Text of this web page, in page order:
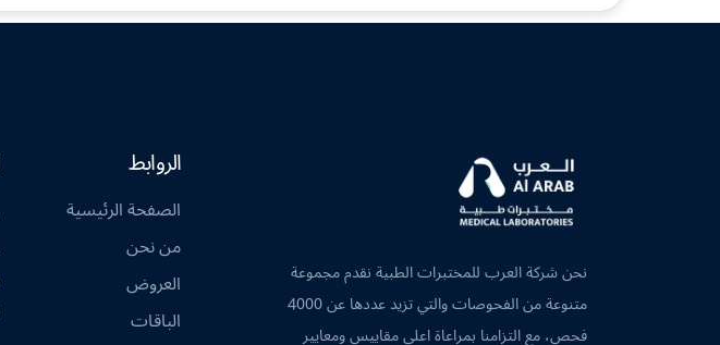
نحن شركة العرب للمختبرات الطبية نقدم مجموعة
متنوعة من الفحوصات والتي تزيد عددها عن 4000
فحص، مع التزامنا بمراعاة اعلى مقاييس ومعايير
الروابط
الصفحة الرئيسية
من نحن
العروض
الباقات